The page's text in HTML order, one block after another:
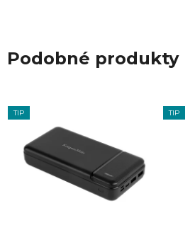
Podobné produkty
TIP TIP